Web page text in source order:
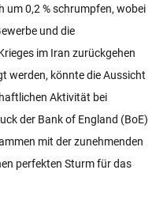
0,2 % schrumpfen, wobei
und die
im Iran zurückgehen
werden, könnte die Aussicht
Aktivität bei
der Bank of England (BoE)
mit der zunehmenden
perfekten Sturm für das